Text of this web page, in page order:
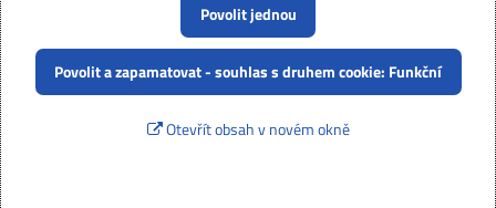
Povolit jednou
Povolit a zapamatovat - souhlas s druhem cookie: Funkční
Otevřít obsah v novém okně